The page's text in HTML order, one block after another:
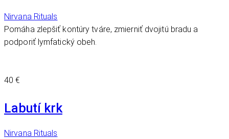
Nirvana Rituals
Pomáha zlepšiť kontúry tváre, zmierniť dvojitú bradu a
podporiť lymfatický obeh.
40 €
Labutí krk
Nirvana Rituals